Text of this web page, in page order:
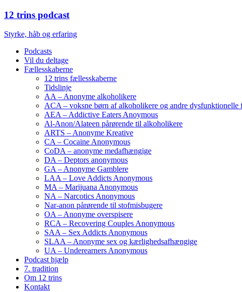
12 trins podcast
Styrke, håb og erfaring
Podcasts
Vil du deltage
Fællesskaberne
12 trins fællesskaberne
Tidslinje
AA – Anonyme alkoholikere
ACA – voksne børn af alkoholikere og andre dysfunktionelle
AEA – Addictive Eaters Anoymous
Al-Anon/Alateen pårørende til alkoholikere
ARTS – Anonyme Kreative
CA – Cocaine Anonymous
CoDA – anonyme medafhængige
DA – Deptors anonymous
GA – Anonyme Gamblere
LAA – Love Addicts Anonymous
MA – Marijuana Anonymous
NA – Narcotics Anonymous
Nar-anon pårørende til stofmisbugere
OA – Anonyme overspisere
RCA – Recovering Couples Anonymous
SAA – Sex Addicts Anonymous
SLAA – Anonyme sex og kærlighedsafhængige
UA – Underearners Anonymous
Podcast hjælp
7. tradition
Om 12 trins
Kontakt